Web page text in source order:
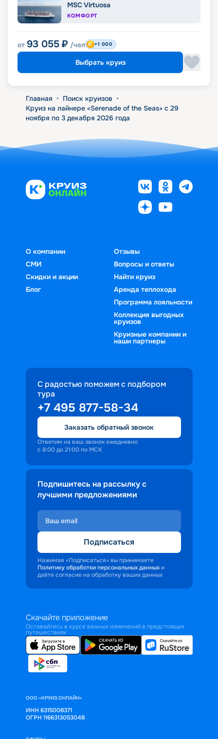
MSC Virtuosa
КОМФОРТ
от 93 055 ₽ /чел +1 000
Выбрать круиз
Главная • Поиск круизов •
Круиз на лайнере «Serenade of the Seas» с 29
ноября по 3 декабря 2026 года
О компании
СМИ
Скидки и акции
Блог
Отзывы
Вопросы и ответы
Найти круиз
Аренда теплохода
Программа лояльности
Коллекция выгодных
круизов
Круизные компании и
наши партнеры
С радостью поможем с подбором
тура
+7 495 877-58-34
Заказать обратный звонок
Ответим на ваш звонок ежедневно
с 8:00 до 21:00 по МСК
Подпишитесь на рассылку с
лучшими предложениями
Подписаться
Нажимая «Подписаться» вы принимаете
Политику обработки персональных данных и
даёте согласие на обработку ваших данных
Скачайте приложение
Оставайтесь в курсе важных изменений в предстоящих
путешествиях
ООО «КРУИЗ.ОНЛАЙН»
ИНН 6315008371
ОГРН 1166313053048